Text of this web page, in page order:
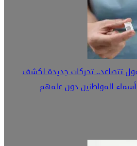
تتصاعد.. تحركات جديدة لكشف
المواطنين دون علمهم